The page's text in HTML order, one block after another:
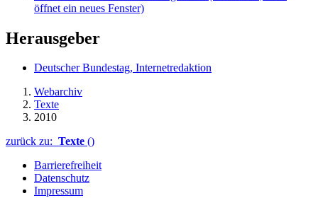
öffnet ein neues Fenster)
Herausgeber
Deutscher Bundestag, Internetredaktion
Webarchiv
Texte
2010
zurück zu: Texte ()
Barrierefreiheit
Datenschutz
Impressum